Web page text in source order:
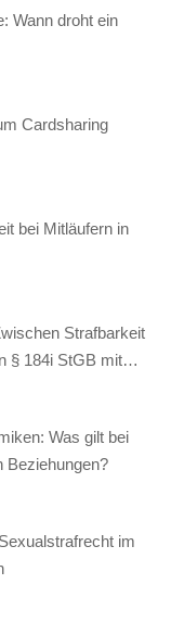
Wann droht ein
Cardsharing
bei Mitläufern in
Strafbarkeit
§ 184i StGB mit
Was gilt bei
Beziehungen?
im